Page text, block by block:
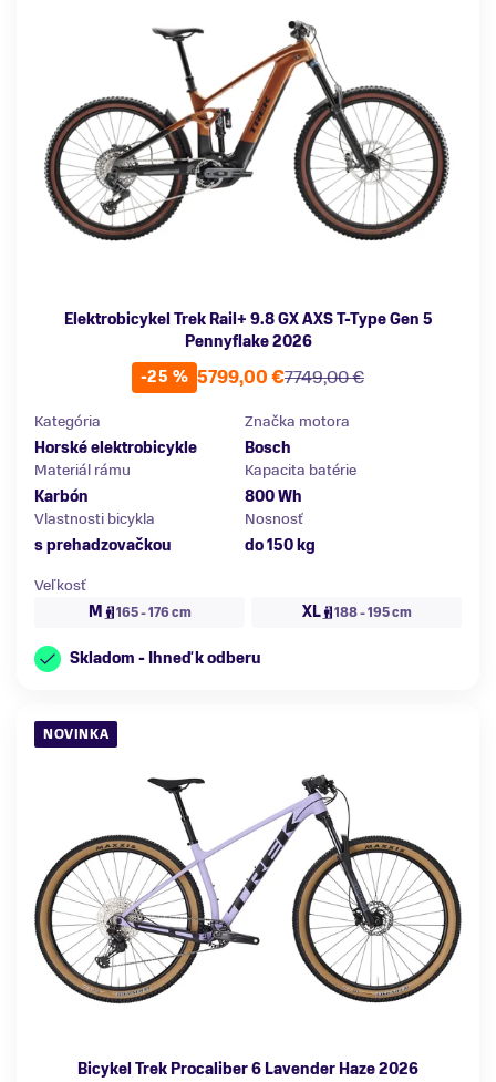
Elektrobicykel Trek Rail+ 9.8 GX AXS T-Type Gen 5
Pennyflake 2026
-25 %
7749,00 €
5799,00 €
Kategória
Horské elektrobicykle
Značka motora
Bosch
Materiál rámu
Karbón
Kapacita batérie
800 Wh
Vlastnosti bicykla
s prehadzovačkou
Nosnosť
do 150 kg
Veľkosť
M
165 - 176 cm XL 188 - 195 cm
Skladom - Ihneď k odberu
NOVINKA
Bicykel Trek Procaliber 6 Lavender Haze 2026